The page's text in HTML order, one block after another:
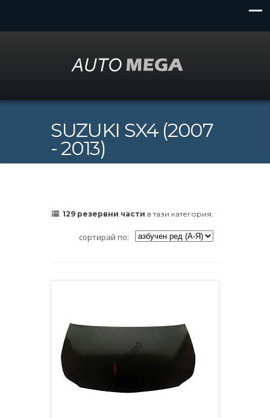
SUZUKI SX4 (2007
- 2013)
129 резервни части в тази категория.
сортирай по: